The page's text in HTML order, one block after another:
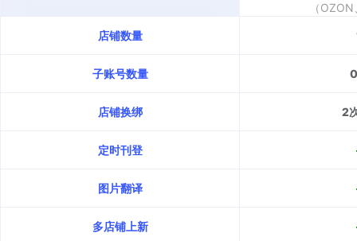
（
店铺数量
子账号数量
店铺换绑 2
定时刊登
图片翻译
多店铺上新